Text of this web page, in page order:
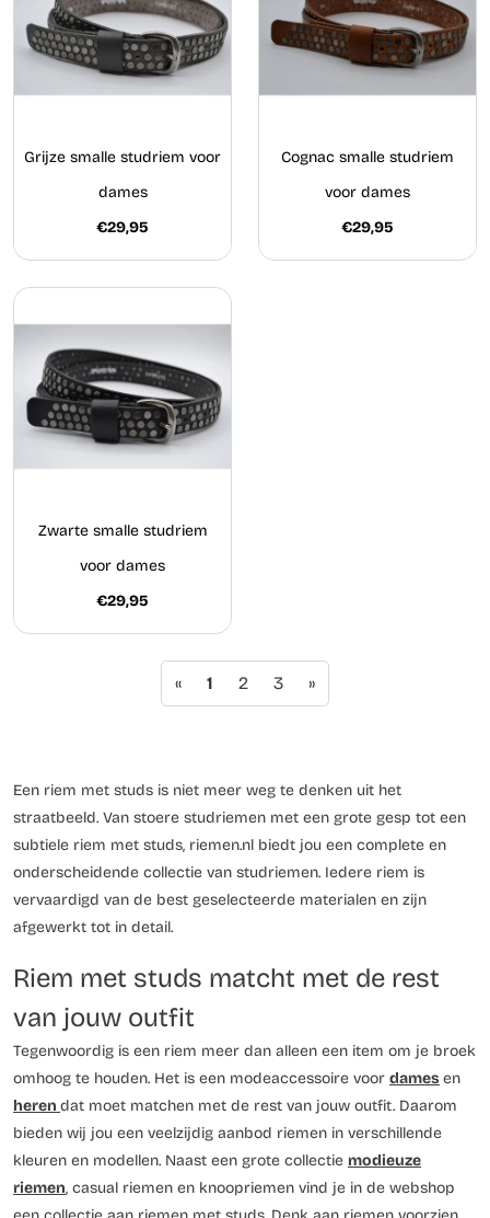
Grijze smalle studriem voor
dames
€29,95
Cognac smalle studriem
voor dames
€29,95
Zwarte smalle studriem
voor dames
€29,95
« 1 2 3 »
Een riem met studs is niet meer weg te denken uit het
straatbeeld. Van stoere studriemen met een grote gesp tot een
subtiele riem met studs, riemen.nl biedt jou een complete en
onderscheidende collectie van studriemen. Iedere riem is
vervaardigd van de best geselecteerde materialen en zijn
afgewerkt tot in detail.
Riem met studs matcht met de rest
van jouw outfit
Tegenwoordig is een riem meer dan alleen een item om je broek
omhoog te houden. Het is een modeaccessoire voor dames en
heren dat moet matchen met de rest van jouw outfit. Daarom
bieden wij jou een veelzijdig aanbod riemen in verschillende
kleuren en modellen. Naast een grote collectie modieuze
riemen, casual riemen en knoopriemen vind je in de webshop